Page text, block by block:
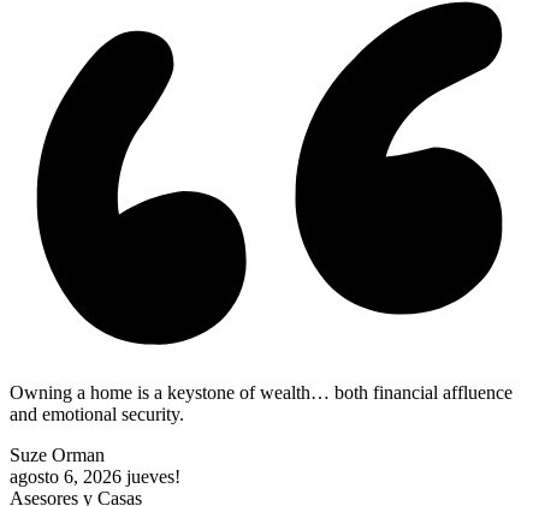
Owning a home is a keystone of wealth… both financial affluence
and emotional security.
Suze Orman
agosto 6, 2026 jueves!
Asesores y Casas